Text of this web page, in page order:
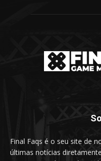
Final Faqs é o seu site de
últimas notícias